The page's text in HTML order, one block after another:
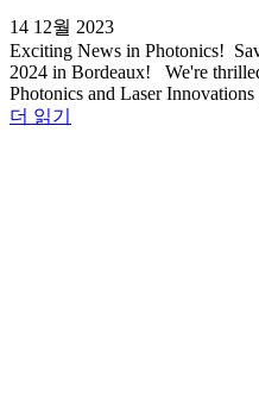
14 12월 2023
Exciting News in Photonics!
2024 in Bordeaux! We're
Photonics and Laser
더 읽기